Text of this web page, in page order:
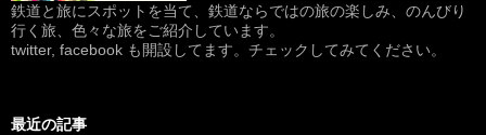
鉄道と旅にスポットを当て、鉄道ならではの旅の楽しみ、のんびり
行く旅、色々な旅をご紹介しています。
twitter, facebook も開設してます。チェックしてみてください。
最近の記事